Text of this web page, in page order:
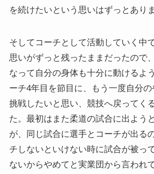
を続けたいという思いはずっとあり
そしてコーチとして活動していく中
思いがずっと残ったままだったので
なって自分の身体も十分に動けるよ
ーチ4年目を節目に、もう一度自分
挑戦したいと思い、競技へ戻ってく
た。最初はまた柔道の試合に出よう
が、同じ試合に選手とコーチが出る
チしないといけない時に試合が被っ
ないからやめてと実業団から言われ